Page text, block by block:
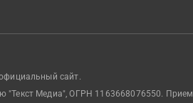
сайт.
"Текст Медиа", ОГРН 1163668076550.